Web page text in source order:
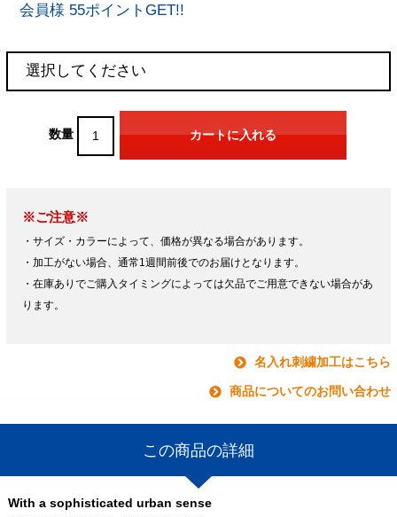
会員様 55ポイントGET!!
数量
※ご注意※
・サイズ・カラーによって、価格が異なる場合があります。
・加工がない場合、通常1週間前後でのお届けとなります。
・在庫ありでご購入タイミングによっては欠品でご用意できない場合があ
ります。
名入れ刺繍加工はこちら
商品についてのお問い合わせ
この商品の詳細
With a sophisticated urban sense